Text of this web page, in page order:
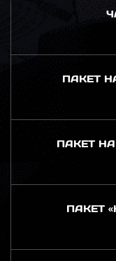
ПАКЕТ
ПАКЕТ НА
ПАКЕТ